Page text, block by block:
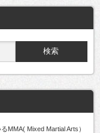
MMA( Mixed Martial Arts）